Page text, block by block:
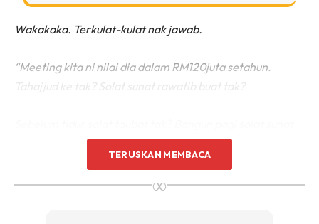
Wakakaka. Terkulat-kulat nak jawab.
“Meeting kita ni nilai dia dalam RM120juta setahun.
sebelum subuh tak? Ada solat hajat dan solat dhuha hari-
hari tak nak mohon semua urusan ni Allah mudahkan?
TERUSKAN MEMBACA
∞